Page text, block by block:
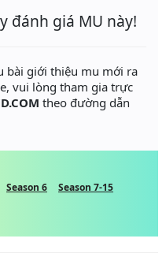
đánh giá MU này!
bài giới thiệu mu mới ra
vui lòng tham gia trực
theo đường dẫn
Season 6
Season 7-15